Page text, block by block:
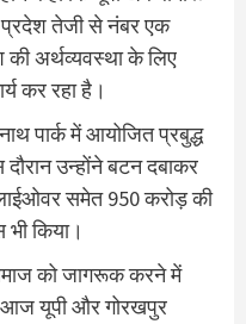
प्रदेश तेजी से नंबर एक
अर्थव्यवस्था के लिए
कर रहा है।
पार्क में आयोजित प्रबुद्ध
उन्होंने बटन दबाकर
समेत 950 करोड़ की
भी किया।
को जागरूक करने में
आज यूपी और गोरखपुर